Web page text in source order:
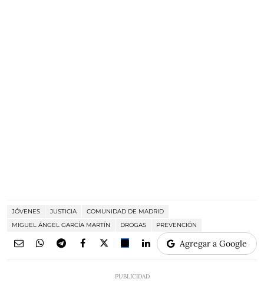
JÓVENES JUSTICIA
COMUNIDAD DE MADRID
MIGUEL ÁNGEL GARCÍA MARTÍN
DROGAS PREVENCIÓN
Agregar a Google